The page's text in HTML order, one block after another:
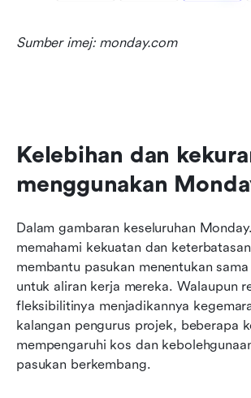
Sumber imej: monday.com
Kelebihan dan
menggunakan
Dalam gambaran keseluruhan
memahami kekuatan dan
membantu pasukan menentukan
untuk aliran kerja mereka. Walaupun
fleksibilitinya menjadikannya
kalangan pengurus projek, beberapa
mempengaruhi kos dan
pasukan berkembang.